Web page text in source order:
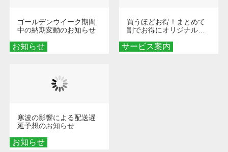
お知らせ
ゴールデンウイーク期間
中の納期変動のお知らせ
サービス案内
買うほどお得！まとめて
割でお得にオリジナルグ
お知らせ
寒波の影響による配送遅
延予想のお知らせ